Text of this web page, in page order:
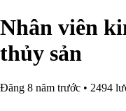
Nhân viên
thủy sản
Đăng 8 năm trước • 2494